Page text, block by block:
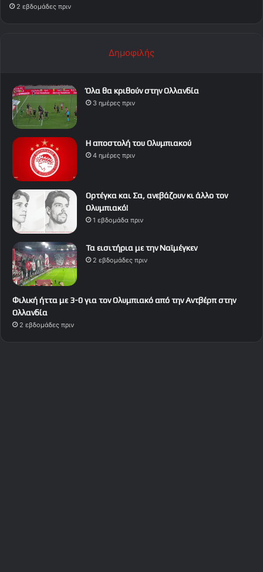
2 εβδομάδες πριν
Δημοφιλής
Όλα θα κριθούν στην Ολλανδία
3 ημέρες πριν
Η αποστολή του Ολυμπιακού
4 ημέρες πριν
Ορτέγκα και Σα, ανεβάζουν κι άλλο τον
Ολυμπιακό!
1 εβδομάδα πριν
Τα εισιτήρια με την Ναϊμέγκεν
2 εβδομάδες πριν
Φιλική ήττα με 3-0 για τον Ολυμπιακό από την Αντβέρπ στην
Ολλανδία
2 εβδομάδες πριν